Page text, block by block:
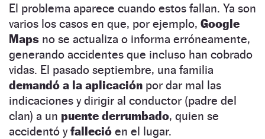
El problema aparece cuando estos fallan. Ya son
varios los casos en que, por ejemplo, Google
Maps no se actualiza o informa erróneamente,
generando accidentes que incluso han cobrado
vidas. El pasado septiembre, una familia
demandó a la aplicación por dar mal las
indicaciones y dirigir al conductor (padre del
clan) a un puente derrumbado, quien se
accidentó yfalleció en el lugar.